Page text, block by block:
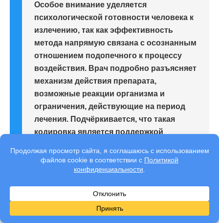
Особое внимание уделяется
психологической готовности человека к
излечению, так как эффективность
метода напрямую связана с осознанным
отношением подопечного к процессу
воздействия. Врач подробно разъясняет
механизм действия препарата,
возможные реакции организма и
ограничения, действующие на период
лечения. Подчёркивается, что такая
кодировка является поддержкой
алкоголя, а не принудительным
воздействием.
Инъекция проводится квалифицированным
специалистом с соблюдением стандартов асептики,